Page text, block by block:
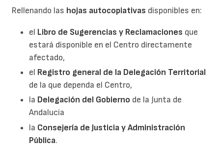
Rellenando las hojas autocopiativas disponibles en:
el Libro de Sugerencias y Reclamaciones que
estará disponible en el Centro directamente
afectado,
el Registro general de la Delegación Territorial
de la que dependa el Centro,
la Delegación del Gobierno de la Junta de
Andalucía
la Consejería de Justicia y Administración
Pública.